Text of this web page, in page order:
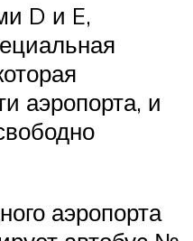
D и E,
аэропорта, и
аэропорта